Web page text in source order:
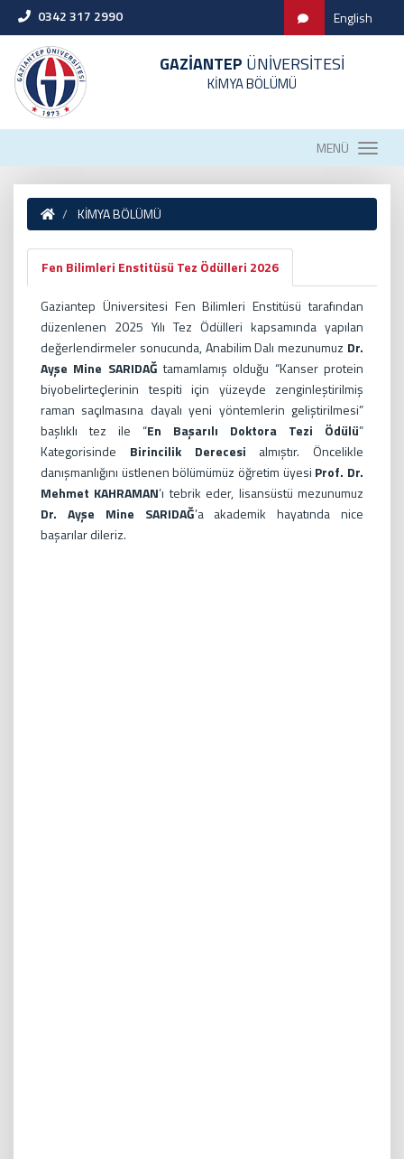
0342 317 2990 English
GAZİANTEP ÜNİVERSİTESİ
KİMYA BÖLÜMÜ
MENÜ
KİMYA BÖLÜMÜ
Fen Bilimleri Enstitüsü Tez Ödülleri 2026
Gaziantep Üniversitesi Fen Bilimleri Enstitüsü tarafından
düzenlenen 2025 Yılı Tez Ödülleri kapsamında yapılan
değerlendirmeler sonucunda, Anabilim Dalı mezunumuz Dr.
Ayşe Mine SARIDAĞ tamamlamış olduğu “Kanser protein
biyobelirteçlerinin tespiti için yüzeyde zenginleştirilmiş
raman saçılmasına dayalı yeni yöntemlerin geliştirilmesi”
başlıklı tez ile “En Başarılı Doktora Tezi Ödülü”
Kategorisinde Birincilik Derecesi almıştır. Öncelikle
danışmanlığını üstlenen bölümümüz öğretim üyesi Prof. Dr.
Mehmet KAHRAMAN’ı tebrik eder, lisansüstü mezunumuz
Dr. Ayşe Mine SARIDAĞ’a akademik hayatında nice
başarılar dileriz.